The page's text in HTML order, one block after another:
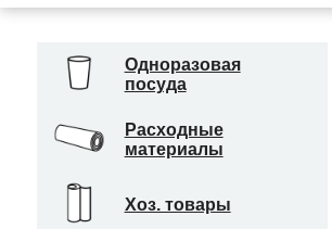
Одноразовая
посуда
Расходные
материалы
Хоз. товары